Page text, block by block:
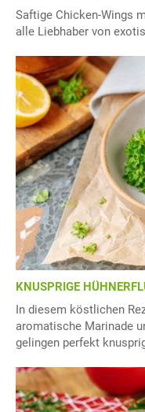
Saftige Chicken-Wings
alle Liebhaber von
KNUSPRIGE
In diesem köstlichen
aromatische Marinade
gelingen perfekt